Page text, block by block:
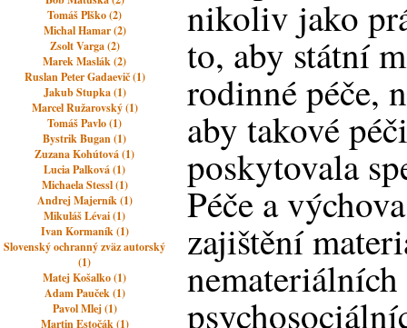
Tomáš Plško (2)
Michal Hamar (2)
Zsolt Varga (2)
Marek Maslák (2)
Ruslan Peter Gadaevič (1)
Jakub Stupka (1)
Marcel Ružarovský (1)
Tomáš Pavlo (1)
Bystrik Bugan (1)
Zuzana Kohútová (1)
Lucia Palková (1)
Michaela Stessl (1)
Andrej Majerník (1)
Mikuláš Lévai (1)
Ivan Kormaník (1)
Slovenský ochranný zväz autorský
(1)
Matej Košalko (1)
Adam Pauček (1)
Pavol Mlej (1)
Martin Estočák (1)
nikoliv jako
to, aby státní
rodinné péče,
aby takové
poskytovala
Péče a
zajištění